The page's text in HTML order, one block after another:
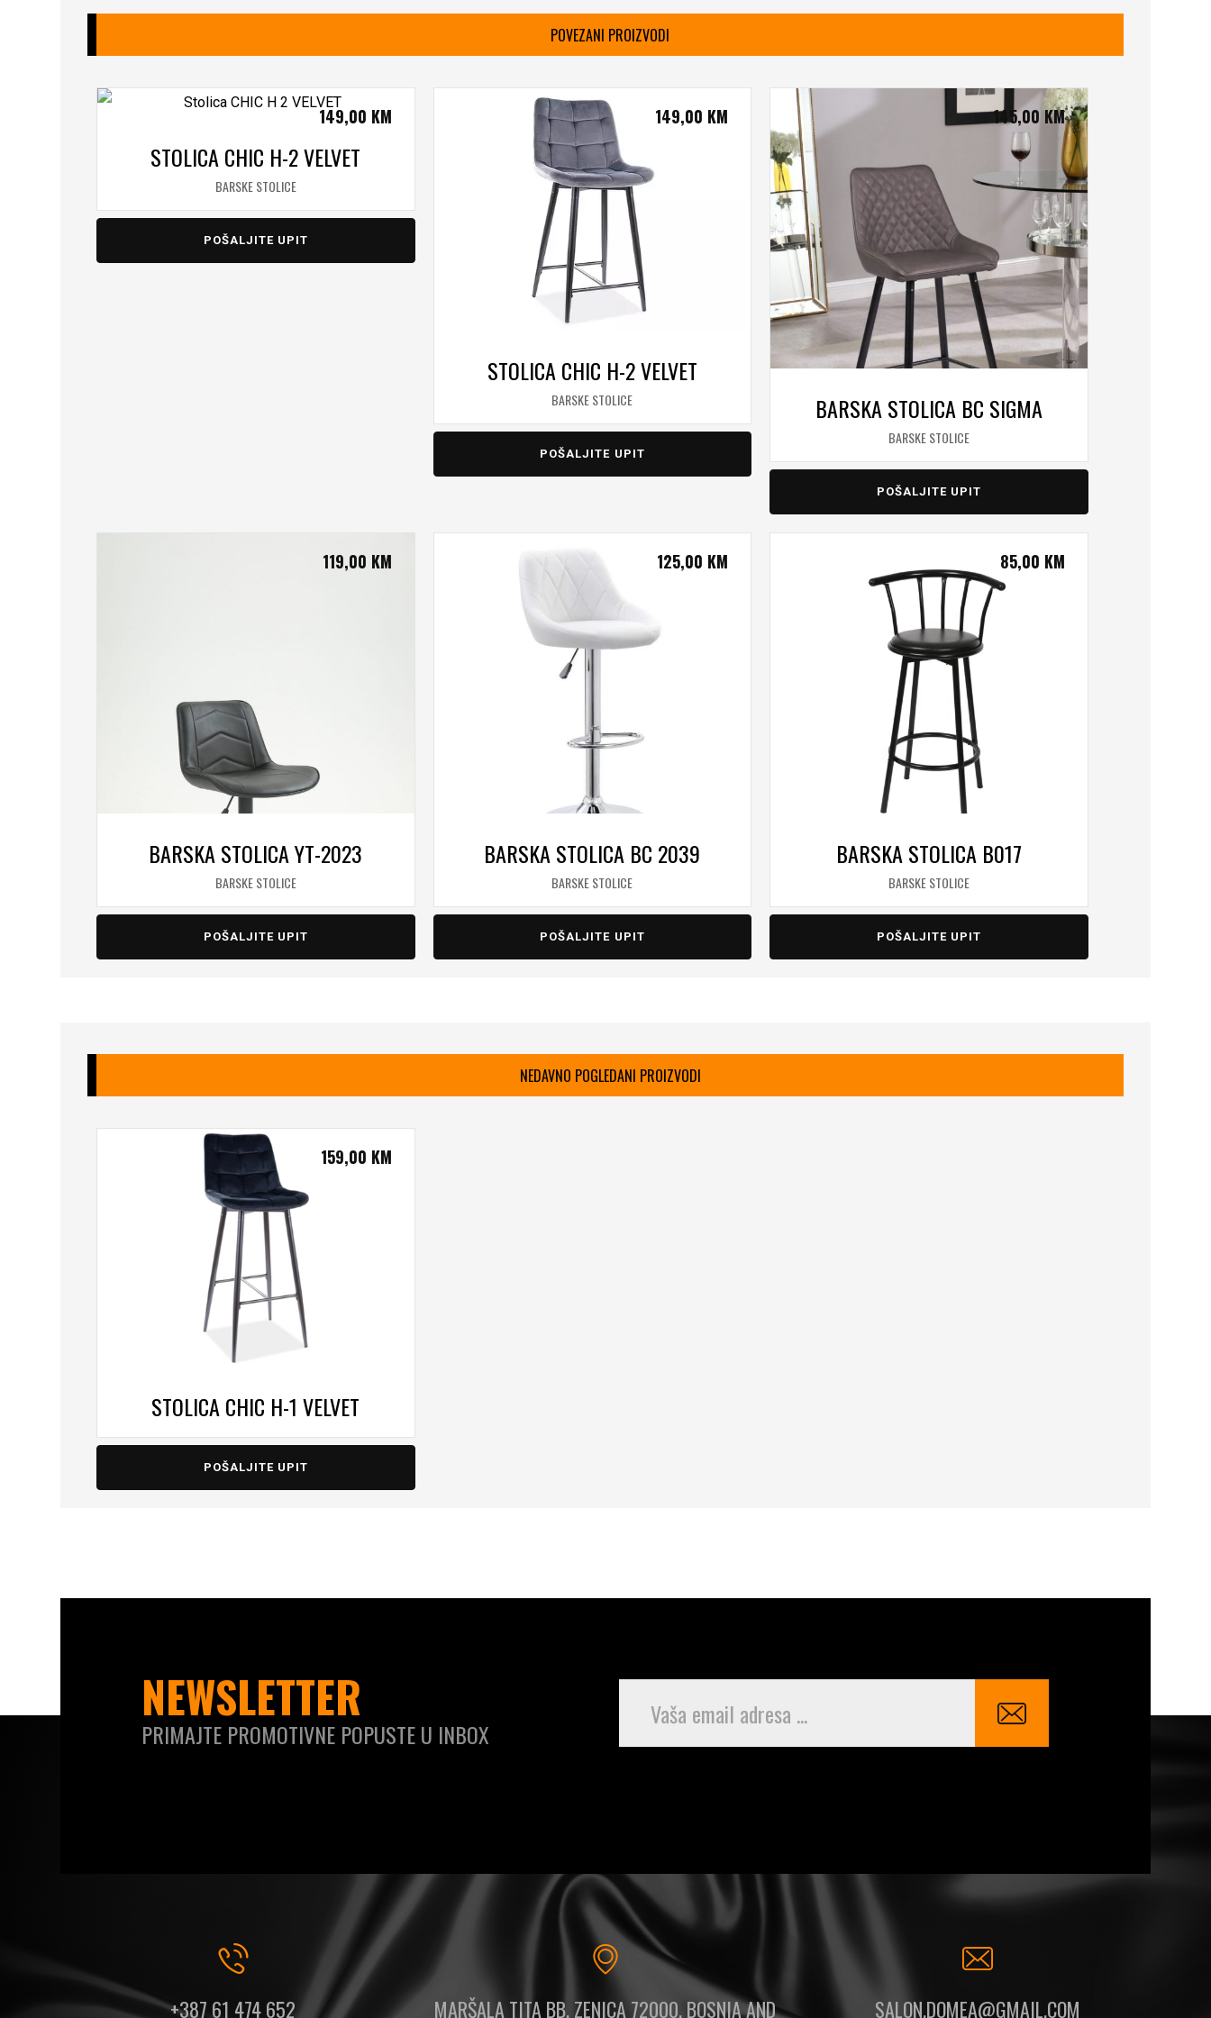
POVEZANI PROIZVODI
STOLICA CHIC H-2 VELVET
BARSKE STOLICE
149,00 KM
POŠALJITE UPIT
STOLICA CHIC H-2 VELVET
BARSKE STOLICE
149,00 KM
POŠALJITE UPIT
BARSKA STOLICA BC SIGMA
BARSKE STOLICE
145,00 KM
POŠALJITE UPIT
BARSKA STOLICA YT-2023
BARSKE STOLICE
119,00 KM
POŠALJITE UPIT
BARSKA STOLICA BC 2039
BARSKE STOLICE
125,00 KM
POŠALJITE UPIT
BARSKA STOLICA B017
BARSKE STOLICE
85,00 KM
POŠALJITE UPIT
NEDAVNO POGLEDANI PROIZVODI
STOLICA CHIC H-1 VELVET
159,00 KM
POŠALJITE UPIT
NEWSLETTER
PRIMAJTE PROMOTIVNE POPUSTE U INBOX
+387 61 474 652 MARŠALA TITA BB, ZENICA 72000, BOSNIA AND SALON.DOMEA@GMAIL.COM